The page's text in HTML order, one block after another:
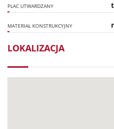
PLAC UTWARDZANY
MATERIAŁ KONSTRUKCYJNY
LOKALIZACJA